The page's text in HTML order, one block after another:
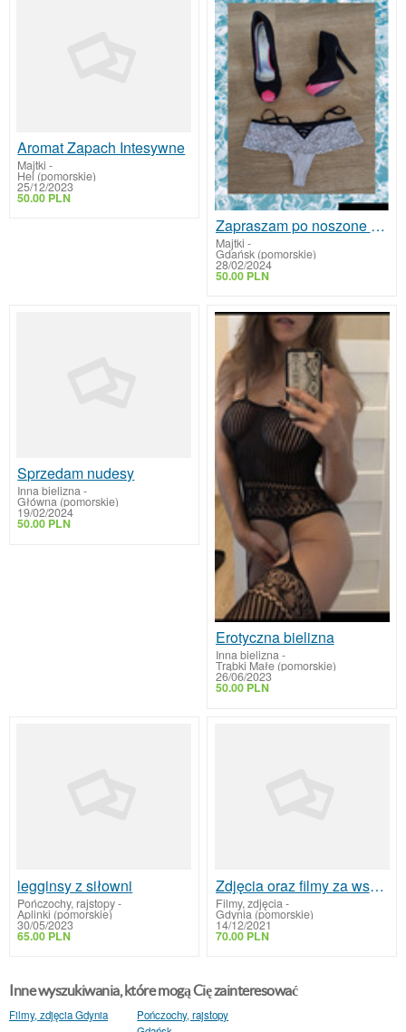
Aromat Zapach Intesywne
Majtki -
Hel (pomorskie)
25/12/2023
50.00 PLN
Zapraszam po noszone majtki od Polskiej Damy
Majtki -
Gdańsk (pomorskie)
28/02/2024
50.00 PLN
Sprzedam nudesy
Inna bielizna-
Główna (pomorskie)
19/02/2024
50.00 PLN
Erotyczna bielizna
Inna bielizna-
Trąbki Małe (pomorskie)
26/06/2023
50.00 PLN
legginsy z siłowni
Pończochy, rajstopy-
Aplinki (pomorskie)
30/05/2023
65.00 PLN
Zdjęcia oraz filmy za wsparcie:)
Filmy, zdjęcia -
Gdynia (pomorskie)
14/12/2021
70.00 PLN
Inne wyszukiwania, które mogą Cię zainteresować
Filmy, zdjęcia Gdynia
Pończochy, rajstopy